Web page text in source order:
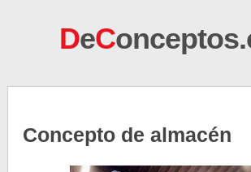
DeC
Concepto de almacén